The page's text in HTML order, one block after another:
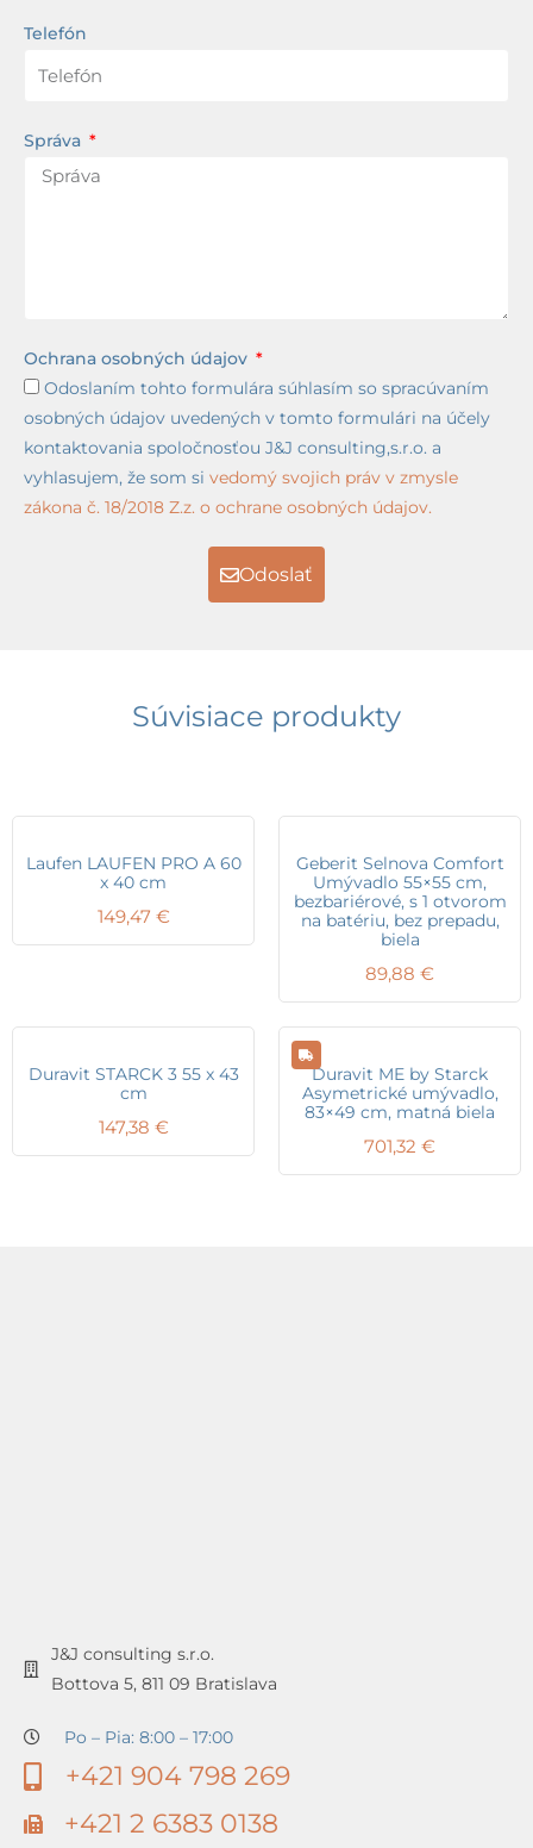
Telefón
Správa
Ochrana osobných údajov
Odoslaním tohto formulára súhlasím so spracúvaním
osobných údajov uvedených v tomto formulári na účely
kontaktovania spoločnosťou J&J consulting,s.r.o. a
vyhlasujem, že som si vedomý svojich práv v zmysle
zákona č. 18/2018 Z.z. o ochrane osobných údajov.
Odoslať
Súvisiace produkty
Laufen LAUFEN PRO A 60
x 40 cm
149,47 €
Geberit Selnova Comfort
Umývadlo 55×55 cm,
bezbariérové, s 1 otvorom
na batériu, bez prepadu,
biela
89,88 €
Duravit STARCK 3 55 x 43
cm
147,38 €
Duravit ME by Starck
Asymetrické umývadlo,
83×49 cm, matná biela
701,32 €
J&J consulting s.r.o.
Bottova 5, 811 09 Bratislava
Po – Pia: 8:00 – 17:00
+421 904 798 269
+421 2 6383 0138